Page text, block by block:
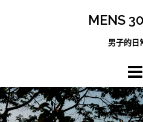
MENS
男子的日